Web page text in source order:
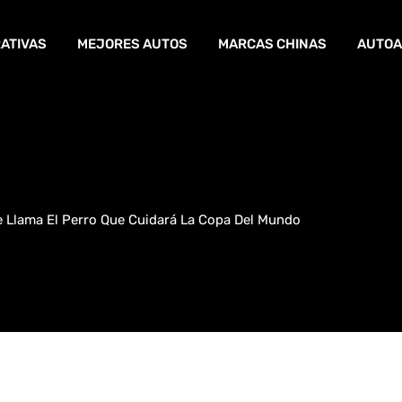
MEJORES AUTOS MARCAS CHINAS
El Perro Que Cuidará La Copa Del Mundo